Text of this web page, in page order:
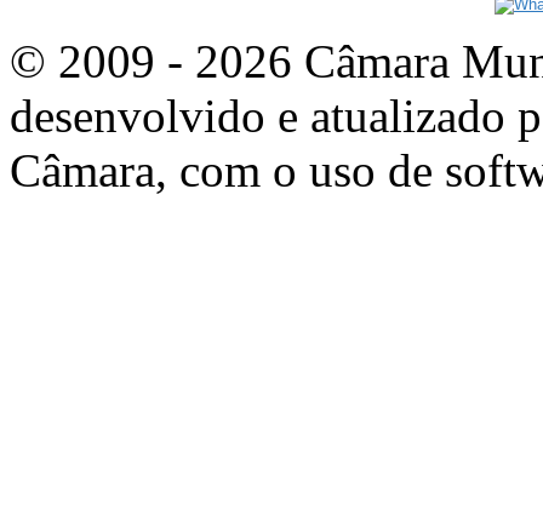
© 2009 - 2026 Câmara
desenvolvido e atualizado
Câmara, com o uso de